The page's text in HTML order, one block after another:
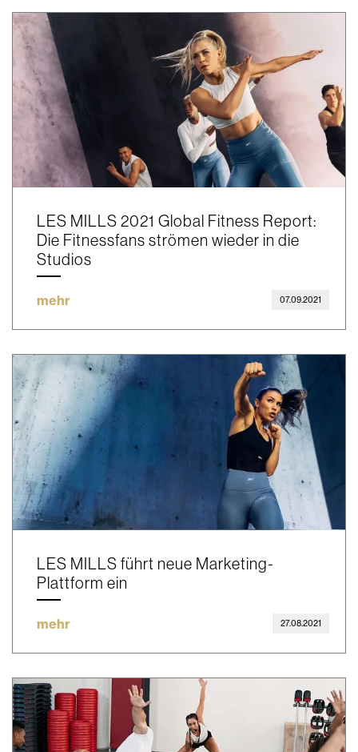
LES MILLS 2021 Global Fitness Report:
Die Fitnessfans strömen wieder in die
Studios
mehr 07.09.2021
LES MILLS führt neue Marketing-
Plattform ein
mehr 27.08.2021